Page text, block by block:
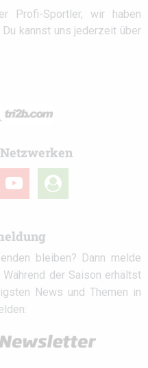
Profi-Sportler, wir haben
kannst uns jederzeit über
youtube
user-
circle
bleiben? Dann melde
der Saison erhältst
News und Themen in